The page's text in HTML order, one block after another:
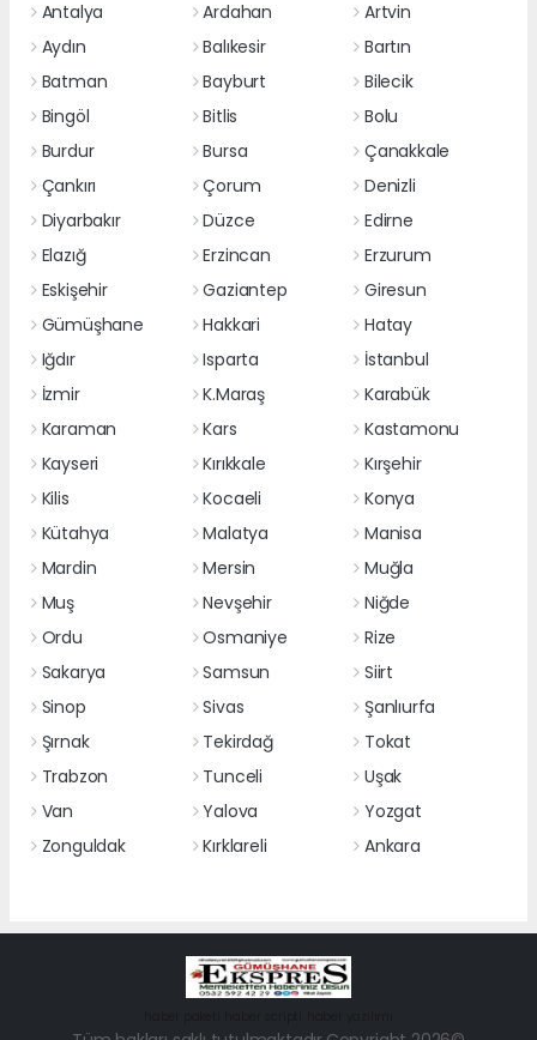
Antalya
Ardahan
Artvin
Aydın
Balıkesir
Bartın
Batman
Bayburt
Bilecik
Bingöl
Bitlis
Bolu
Burdur
Bursa
Çanakkale
Çankırı
Çorum
Denizli
Diyarbakır
Düzce
Edirne
Elazığ
Erzincan
Erzurum
Eskişehir
Gaziantep
Giresun
Gümüşhane
Hakkari
Hatay
Iğdır
Isparta
İstanbul
İzmir
K.Maraş
Karabük
Karaman
Kars
Kastamonu
Kayseri
Kırıkkale
Kırşehir
Kilis
Kocaeli
Konya
Kütahya
Malatya
Manisa
Mardin
Mersin
Muğla
Muş
Nevşehir
Niğde
Ordu
Osmaniye
Rize
Sakarya
Samsun
Siirt
Sinop
Sivas
Şanlıurfa
Şırnak
Tekirdağ
Tokat
Trabzon
Tunceli
Uşak
Van
Yalova
Yozgat
Zonguldak
Kırklareli Ankara